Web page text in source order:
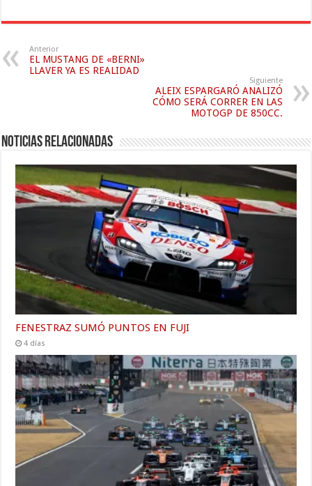
Anterior
EL MUSTANG DE «BERNI»
LLAVER YA ES REALIDAD
Siguiente
ALEIX ESPARGARÓ ANALIZÓ
CÓMO SERÁ CORRER EN LAS
MOTOGP DE 850CC.
Noticias relacionadas
FENESTRAZ SUMÓ PUNTOS EN FUJI
4 días